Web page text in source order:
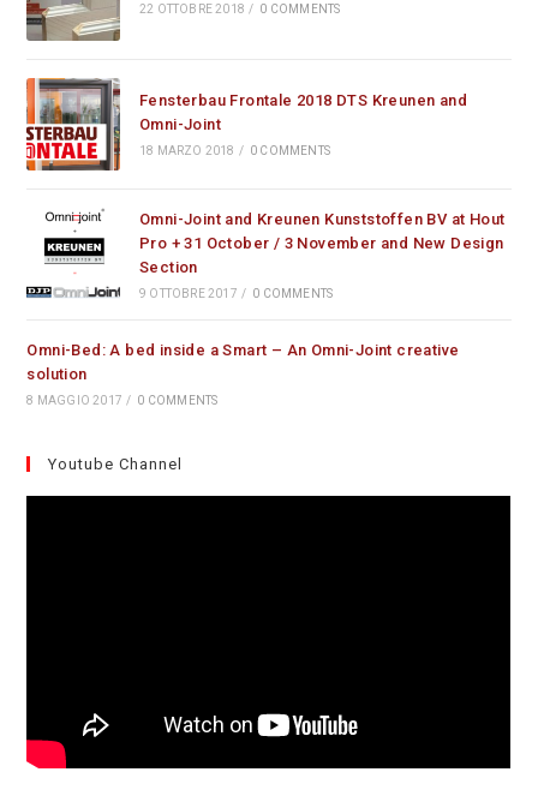
22 OTTOBRE 2018 / 0 COMMENTS
Fensterbau Frontale 2018 DTS Kreunen and
Omni-Joint
18 MARZO 2018 / 0 COMMENTS
Omni-Joint and Kreunen Kunststoffen BV at Hout
Pro + 31 October / 3 November and New Design
Section
9 OTTOBRE 2017 / 0 COMMENTS
Omni-Bed: A bed inside a Smart – An Omni-Joint creative
solution
8 MAGGIO 2017 / 0 COMMENTS
Youtube Channel